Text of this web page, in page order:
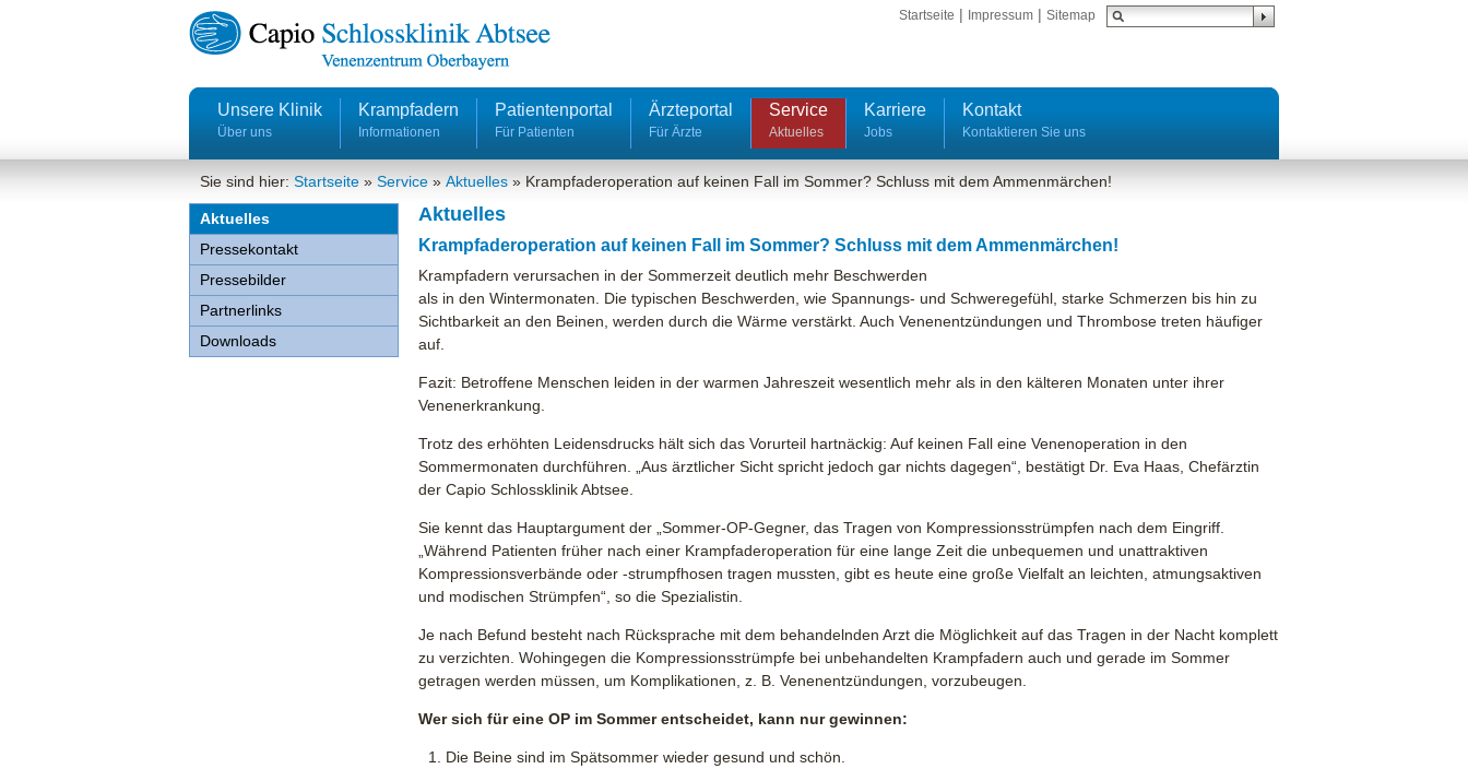
Startseite | Impressum | Sitemap
Unsere Klinik
Über uns
Krampfadern
Informationen
Patientenportal
Für Patienten
Ärzteportal
Für Ärzte
Service
Aktuelles
Karriere
Jobs
Kontakt
Kontaktieren Sie uns
Sie sind hier: Startseite » Service » Aktuelles » Krampfaderoperation auf keinen Fall im Sommer? Schluss mit dem Ammenmärchen!
Aktuelles
Pressekontakt
Pressebilder
Partnerlinks
Downloads
Aktuelles
Krampfaderoperation auf keinen Fall im Sommer? Schluss mit dem Ammenmärchen!
Krampfadern verursachen in der Sommerzeit deutlich mehr Beschwerden
als in den Wintermonaten. Die typischen Beschwerden, wie Spannungs- und Schweregefühl, starke Schmerzen bis hin zu
Sichtbarkeit an den Beinen, werden durch die Wärme verstärkt. Auch Venenentzündungen und Thrombose treten häufiger
auf.
Fazit: Betroffene Menschen leiden in der warmen Jahreszeit wesentlich mehr als in den kälteren Monaten unter ihrer
Venenerkrankung.
Trotz des erhöhten Leidensdrucks hält sich das Vorurteil hartnäckig: Auf keinen Fall eine Venenoperation in den
Sommermonaten durchführen. „Aus ärztlicher Sicht spricht jedoch gar nichts dagegen“, bestätigt Dr. Eva Haas, Chefärztin
der Capio Schlossklinik Abtsee.
Sie kennt das Hauptargument der „Sommer-OP-Gegner, das Tragen von Kompressionsstrümpfen nach dem Eingriff.
„Während Patienten früher nach einer Krampfaderoperation für eine lange Zeit die unbequemen und unattraktiven
Kompressionsverbände oder -strumpfhosen tragen mussten, gibt es heute eine große Vielfalt an leichten, atmungsaktiven
und modischen Strümpfen“, so die Spezialistin.
Je nach Befund besteht nach Rücksprache mit dem behandelnden Arzt die Möglichkeit auf das Tragen in der Nacht komplett
zu verzichten. Wohingegen die Kompressionsstrümpfe bei unbehandelten Krampfadern auch und gerade im Sommer
getragen werden müssen, um Komplikationen, z. B. Venenentzündungen, vorzubeugen.
Wer sich für eine OP im Sommer entscheidet, kann nur gewinnen:
Die Beine sind im Spätsommer wieder gesund und schön.